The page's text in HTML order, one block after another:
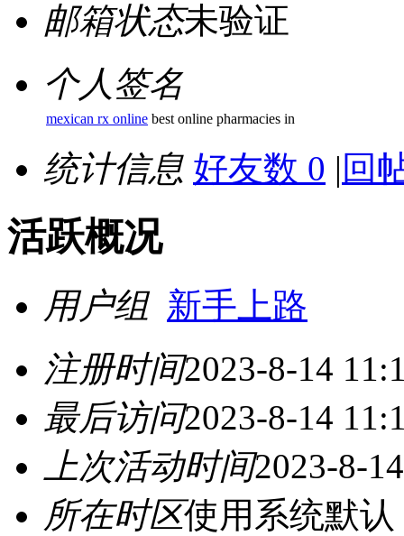
邮箱状态未验证
个人签名
mexican rx online best online pharmacies in
统计信息 好友数 0 | 回
活跃概况
用户组 新手上路
注册时间2023-8-14
最后访问2023-8-14
上次活动时间2023-8-
所在时区使用系统默认